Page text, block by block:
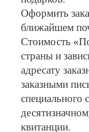
Оформить
ближайшем
Стоимость
страны и
адресату
заказными
специального
квитанции.